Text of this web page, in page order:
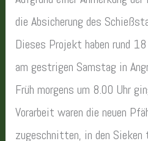
die Absicherung des
Dieses Projekt haben rund
am gestrigen Samstag in
Früh morgens um 8.00 Uhr
Vorarbeit waren die neuen
zugeschnitten, in den